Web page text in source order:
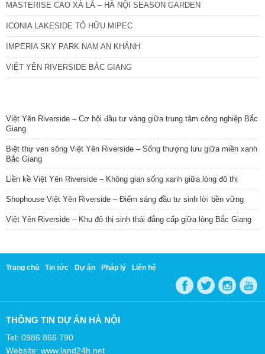
MASTERISE CAO XÀ LÁ – HÀ NỘI SEASON GARDEN
ICONIA LAKESIDE TỐ HỮU MIPEC
IMPERIA SKY PARK NAM AN KHÁNH
VIỆT YÊN RIVERSIDE BẮC GIANG
Việt Yên Riverside – Cơ hội đầu tư vàng giữa trung tâm công nghiệp Bắc
Giang
Biệt thự ven sông Việt Yên Riverside – Sống thượng lưu giữa miền xanh
Bắc Giang
Liền kề Việt Yên Riverside – Không gian sống xanh giữa lòng đô thị
Shophouse Việt Yên Riverside – Điểm sáng đầu tư sinh lời bền vững
Việt Yên Riverside – Khu đô thị sinh thái đẳng cấp giữa lòng Bắc Giang
Trang chủ Tin tức Dự án Pháp lý Liên hệ
THÔNG TIN DỰ ÁN HÀ NỘI
Tel: 0986 866 790
Website: www.land24h.net